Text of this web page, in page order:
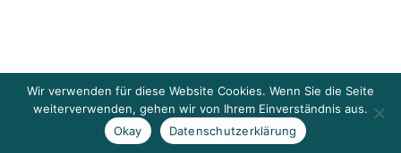
Wir verwenden für diese Website Cookies. Wenn Sie die Seite
weiterverwenden, gehen wir von Ihrem Einverständnis aus.
Okay
Datenschutzerklärung